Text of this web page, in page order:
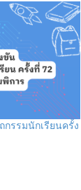
รรมนักเรียนครั้ง